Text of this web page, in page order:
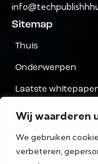
Wij waarderen
We gebruiken
verbeteren,
Sitemap
Thuis
Onderwerpen
Laatste
Bedrijven AZ
Neem contact met
Privacy